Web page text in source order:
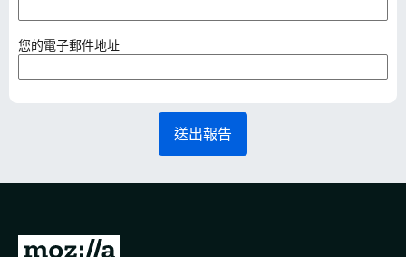
填
）
您的電子郵件地址（
填
送出報告
前